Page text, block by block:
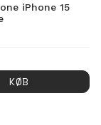
iPhone 15
KØB